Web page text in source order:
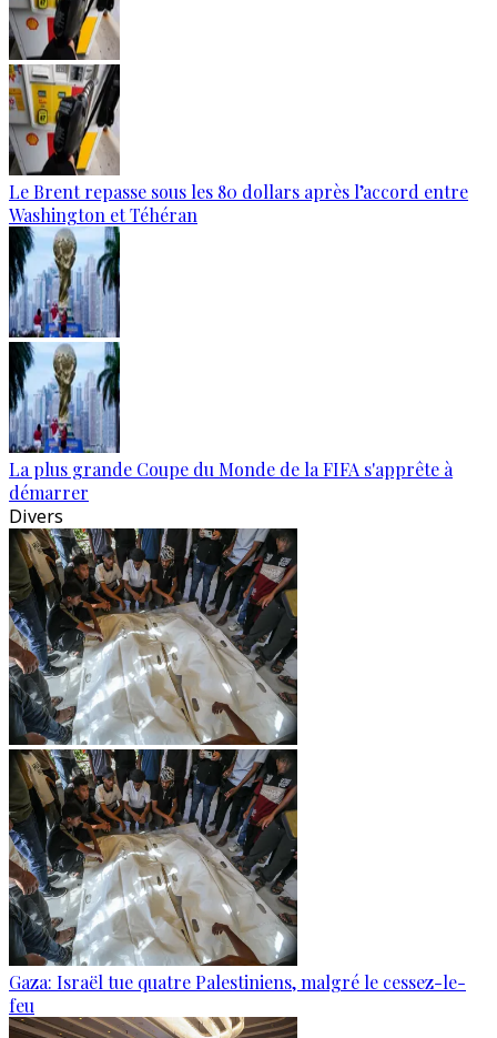
Le Brent repasse sous les 80 dollars après l’accord entre
Washington et Téhéran
La plus grande Coupe du Monde de la FIFA s'apprête à
démarrer
Divers
Gaza: Israël tue quatre Palestiniens, malgré le cessez-le-
feu